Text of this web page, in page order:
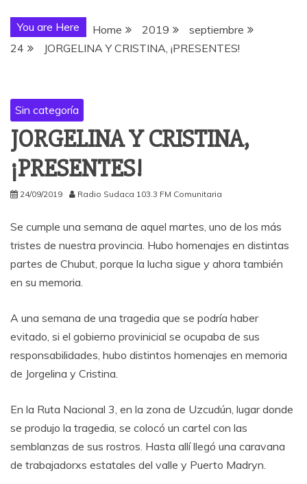
You are Here Home 2019
septiembre
24
JORGELINA Y CRISTINA, ¡PRESENTES!
Sin categoría
JORGELINA Y CRISTINA,
¡PRESENTES!
24/09/2019 Radio Sudaca 103.3 FM Comunitaria
Se cumple una semana de aquel martes, uno de los más
tristes de nuestra provincia. Hubo homenajes en distintas
partes de Chubut, porque la lucha sigue y ahora también
en su memoria.
A una semana de una tragedia que se podría haber
evitado, si el gobierno provinicial se ocupaba de sus
responsabilidades, hubo distintos homenajes en memoria
de Jorgelina y Cristina.
En la Ruta Nacional 3, en la zona de Uzcudún, lugar donde
se produjo la tragedia, se colocó un cartel con las
semblanzas de sus rostros. Hasta allí llegó una caravana
de trabajadorxs estatales del valle y Puerto Madryn.